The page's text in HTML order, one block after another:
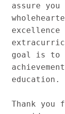
assure
excellence
goal is to
education.
Thank